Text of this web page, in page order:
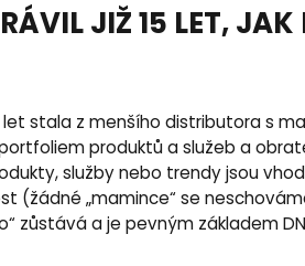
JIŽ 15 LET,
stala z menšího distributora s
produktů a služeb a
služby nebo trendy jsou
(žádné „mamince“ se
zůstává a je pevným základem